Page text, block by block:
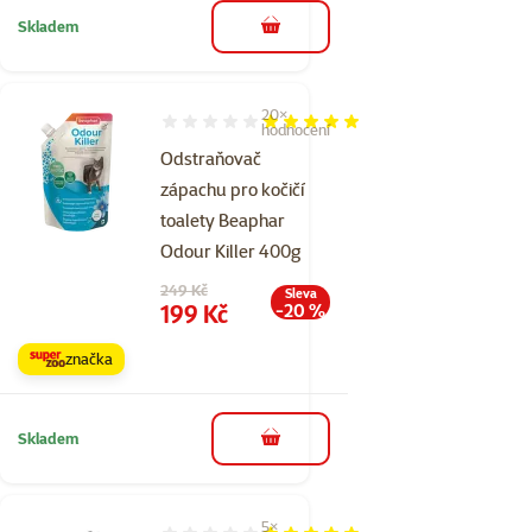
Skladem do košíku
Odstraňovač
zápachu pro kočičí
toalety Beaphar
Odour Killer 400g
Hodnocení 96%, počet hodnocení: 20
20×
hodnocení
Původní cena
249 Kč
Cena
199 Kč
Sleva
-20 %
značka
Skladem do košíku
5×